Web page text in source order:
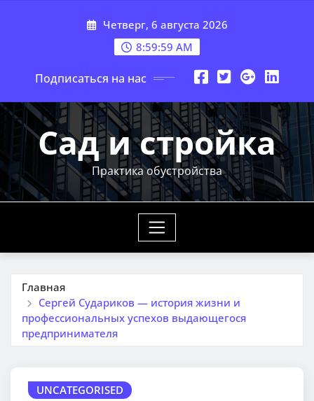
Четверг, 6 августа 2026
9:00:00 AM
Подписаться на нас
Сад и стройка
Практика обустройства
Главная
Сергей Судариков — история жизни и
профессиональных успехов выдающегося
предпринимателя
UNCATEGORISED